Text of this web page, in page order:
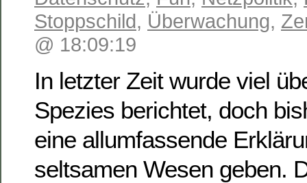
Stoppschild, Überwachung,
@ 18:09:19
In letzter Zeit wurde viel
Spezies berichtet, doch
eine allumfassende
seltsamen Wesen geben.